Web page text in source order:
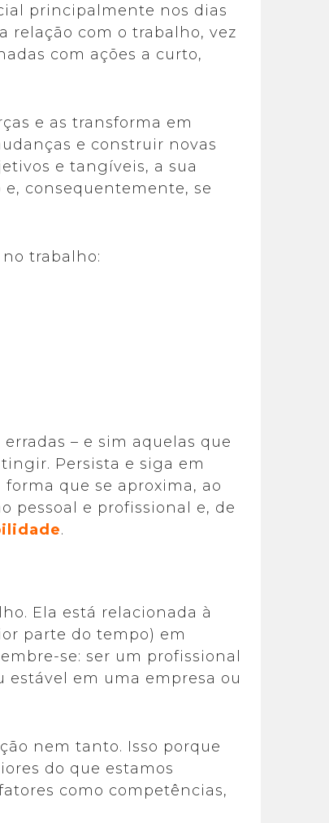
principalmente nos dias
relação com o trabalho, vez
com ações a curto,
e as transforma em
e construir novas
e tangíveis, a sua
consequentemente, se
trabalho:
– e sim aquelas que
Persista e siga em
que se aproxima, ao
pessoal e profissional e, de
.
Ela está relacionada à
parte do tempo) em
se: ser um profissional
estável em uma empresa ou
nem tanto. Isso porque
do que estamos
como competências,